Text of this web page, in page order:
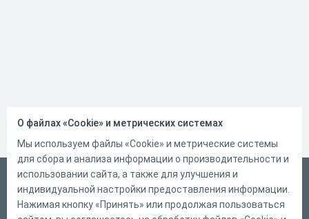
Русский
Справка
О файлах «Cookie» и метрических системах
Мы используем файлы «Cookie» и метрические системы
для сбора и анализа информации о производительности и
использовании сайта, а также для улучшения и
индивидуальной настройки предоставления информации.
Нажимая кнопку «Принять» или продолжая пользоваться